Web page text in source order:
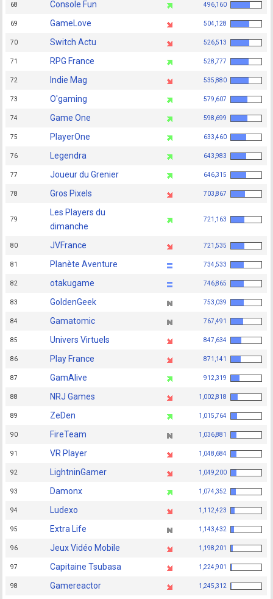
68 Console Fun 496,160
69 GameLove 504,128
70 Switch Actu 526,513
71 RPG France 528,777
72 Indie Mag 535,880
73 O'gaming 579,607
74 Game One 598,699
75 PlayerOne 633,460
76 Legendra 643,983
77 Joueur du Grenier 646,315
78 Gros Pixels 703,867
79
Les Players du
dimanche
721,163
80 JVFrance 721,535
81 Planète Aventure 734,533
82 otakugame 746,865
83 GoldenGeek 753,039
84 Gamatomic 767,491
85 Univers Virtuels 847,634
86 Play France 871,141
87 GamAlive 912,319
88 NRJ Games 1,002,818
89 ZeDen 1,015,764
90 FireTeam 1,036,881
91 VR Player 1,048,684
92 LightninGamer 1,049,200
93 Damonx 1,074,352
94 Ludexo 1,112,423
95 Extra Life 1,143,432
96 Jeux Vidéo Mobile 1,198,201
97 Capitaine Tsubasa 1,224,901
98 Gamereactor 1,245,312